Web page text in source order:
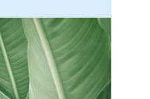
とができます！ 『私は、
す。』 ...